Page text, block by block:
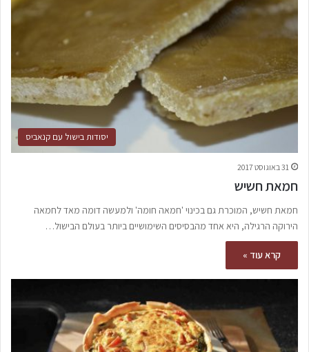
יסודות בישול עם קנאביס
31 באוגוסט 2017
חמאת חשיש
חמאת חשיש, המוכרת גם בכינוי 'חמאה חומה' ולמעשה דומה מאד לחמאה
הירוקה הרגילה, היא אחד מהבסיסים השימושיים ביותר בעולם הבישול…
קרא עוד »